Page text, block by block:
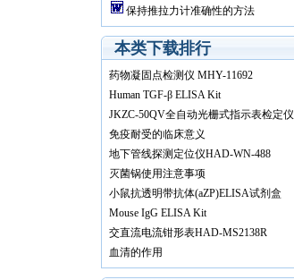
保持推拉力计准确性的方法
本类下载排行
药物凝固点检测仪 MHY-11692
Human TGF-β ELISA Kit
JKZC-50QV全自动光栅式指示表检定仪
免疫耐受的临床意义
地下管线探测定位仪HAD-WN-488
灭菌锅使用注意事项
小鼠抗透明带抗体(aZP)ELISA试剂盒
Mouse IgG ELISA Kit
交直流电流钳形表HAD-MS2138R
血清的作用